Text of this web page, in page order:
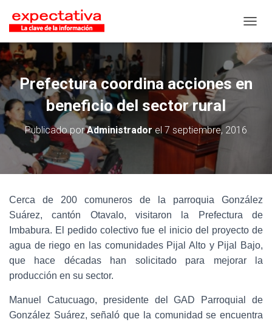
Prefectura coordina acciones en
beneficio del sector rural
Publicado porAdministradorel7 septiembre, 2016
Cerca de 200 comuneros de la parroquia González
Suárez, cantón Otavalo, visitaron la Prefectura de
Imbabura. El pedido colectivo fue el inicio del proyecto de
agua de riego en las comunidades Pijal Alto y Pijal Bajo,
que hace décadas han solicitado para mejorar la
producción en su sector.
Manuel Catucuago, presidente del GAD Parroquial de
González Suárez, señaló que la comunidad se encuentra